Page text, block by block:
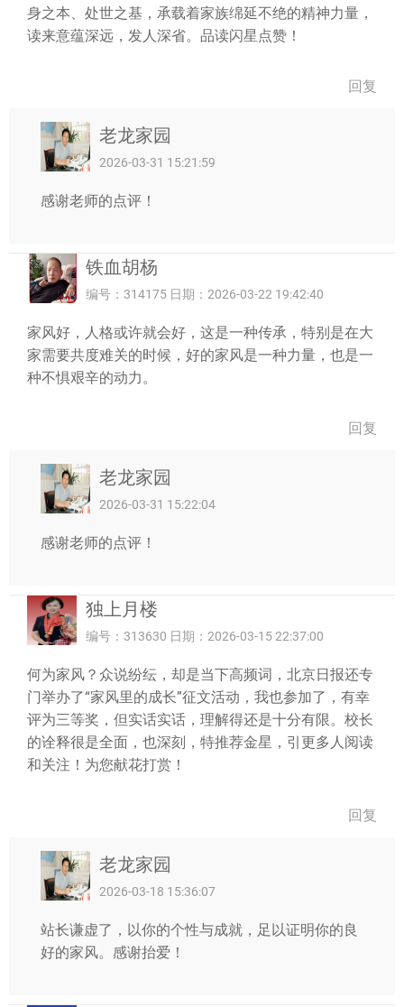
身之本、处世之基，承载着家族绵延不绝的精神力量，
读来意蕴深远，发人深省。品读闪星点赞！
回复
老龙家园
2026-03-31 15:21:59
感谢老师的点评！
铁血胡杨
编号：314175 日期：2026-03-22 19:42:40
家风好，人格或许就会好，这是一种传承，特别是在大
家需要共度难关的时候，好的家风是一种力量，也是一
种不惧艰辛的动力。
回复
老龙家园
2026-03-31 15:22:04
感谢老师的点评！
独上月楼
编号：313630 日期：2026-03-15 22:37:00
何为家风？众说纷纭，却是当下高频词，北京日报还专
门举办了“家风里的成长”征文活动，我也参加了，有幸
评为三等奖，但实话实话，理解得还是十分有限。校长
的诠释很是全面，也深刻，特推荐金星，引更多人阅读
和关注！为您献花打赏！
回复
老龙家园
2026-03-18 15:36:07
站长谦虚了，以你的个性与成就，足以证明你的良
好的家风。感谢抬爱！